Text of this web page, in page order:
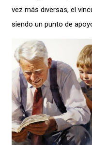
vez más diversas, el
siendo un punto de